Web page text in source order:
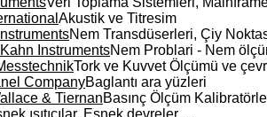
Akustik ve Titresim
Nem Transdüserleri, Çiy
InstrumentsNem Problari - Nem
Tork ve Kuvvet Ölçümü ve
CompanyBaglantı ara yüzleri
& TiernanBasınç Ölçüm
ısıtıcılar, Esnek devreler ...